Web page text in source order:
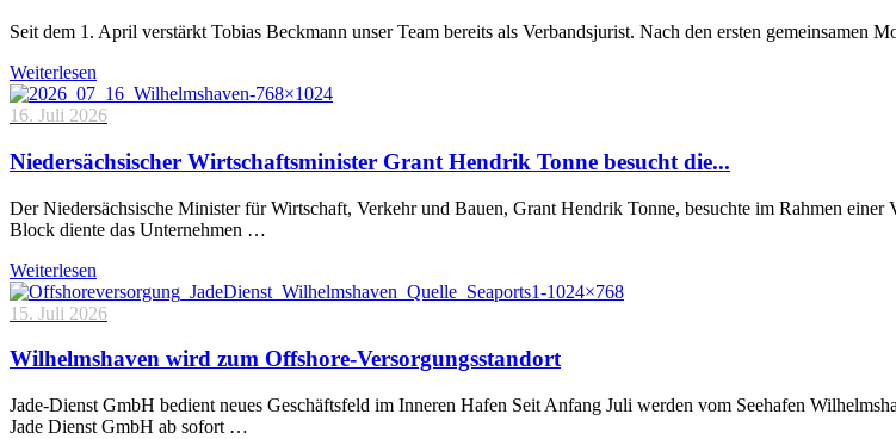
Seit dem 1. April verstärkt Tobias Beckmann unser Team bereits als Verbandsjurist. Nach den ersten
Weiterlesen
16. Juli 2026
Niedersächsischer Wirtschaftsminister Grant Hendrik Tonne besucht die...
Der Niedersächsische Minister für Wirtschaft, Verkehr und Bauen, Grant Hendrik Tonne, besuchte im Rahmen
Block diente das Unternehmen …
Weiterlesen
15. Juli 2026
Wilhelmshaven wird zum Offshore-Versorgungsstandort
Jade-Dienst GmbH bedient neues Geschäftsfeld im Inneren Hafen Seit Anfang Juli werden vom Seehafen
Jade Dienst GmbH ab sofort …